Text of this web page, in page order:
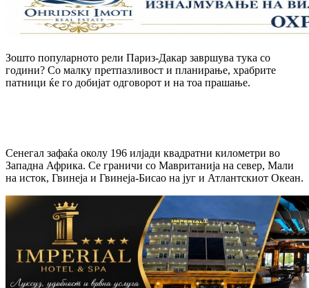
Зошто популарното рели Париз-Дакар завршува тука со
години? Со малку претпазливост и планирање, храбрите
патници ќе го добијат одговорот и на тоа прашање.
Сенегал зафаќа околу 196 илјади квадратни километри во
Западна Африка. Се граничи со Мавританија на север, Мали
на исток, Гвинеја и Гвинеја-Бисао на југ и Атлантскиот Океан.